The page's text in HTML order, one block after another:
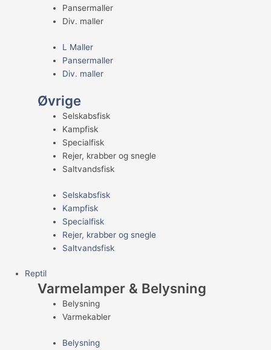
Pansermaller
Div. maller
L Maller
Pansermaller
Div. maller
Øvrige
Selskabsfisk
Kampfisk
Specialfisk
Rejer, krabber og snegle
Saltvandsfisk
Selskabsfisk
Kampfisk
Specialfisk
Rejer, krabber og snegle
Saltvandsfisk
Reptil
Varmelamper & Belysning
Belysning
Varmekabler
Belysning